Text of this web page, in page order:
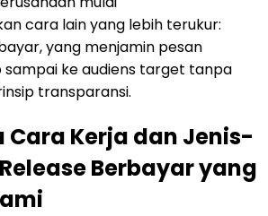
cara lain yang lebih terukur:
yang menjamin pesan
ke audiens target tanpa
transparansi.
Kerja dan Jenis-
Berbayar yang